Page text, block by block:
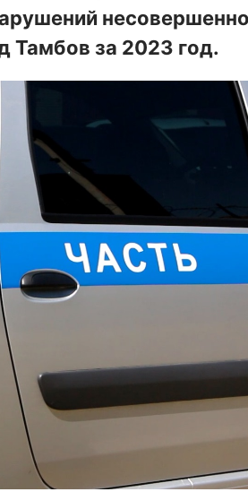
Тамбов за 2023 год.